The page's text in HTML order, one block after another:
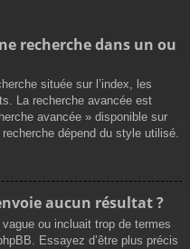
recherche dans un ou
située sur l’index, les
La recherche avancée est
avancée » disponible sur
dépend du style utilisé.
aucun résultat ?
ou incluait trop de termes
Essayez d’être plus précis